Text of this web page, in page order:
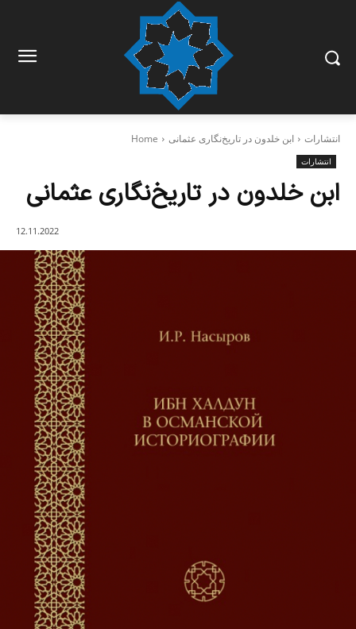
Home انتشارات ابن خلدون در تاریخ‌نگاری عثمانی
انتشارات
ابن خلدون در تاریخ‌نگاری عثمانی
12.11.2022